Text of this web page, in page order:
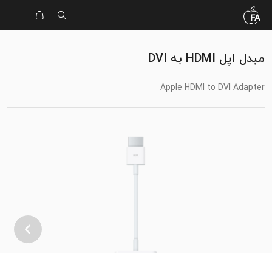
مبدل اپل HDMI به DVI
Apple HDMI to DVI Adapter